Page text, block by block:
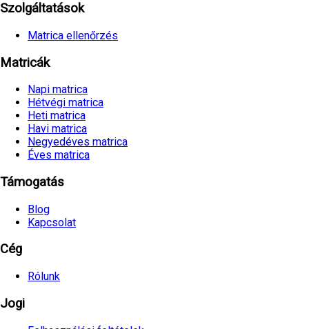
Szolgáltatások
Matrica ellenőrzés
Matricák
Napi matrica
Hétvégi matrica
Heti matrica
Havi matrica
Negyedéves matrica
Éves matrica
Támogatás
Blog
Kapcsolat
Cég
Rólunk
Jogi